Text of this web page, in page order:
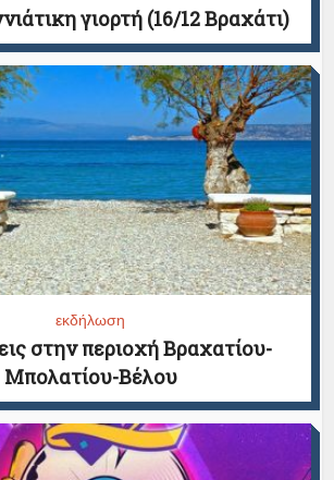
γιορτή (16/12 Βραχάτι)
εκδήλωση
στην περιοχή Βραχατίου-
Μπολατίου-Βέλου